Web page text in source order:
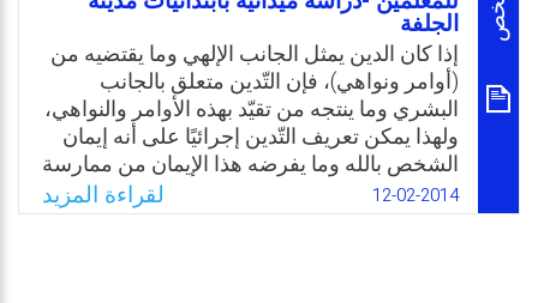
الجلفة
إذا كان الدين يمثل الجانب الإلهي وما يقتضيه من
(أوامر ونواهي)، فإن التّدين متعلق بالجانب
البشري وما ينتجه من تقيّد بهذه الأوامر والنواهي،
ولهذا يمكن تعريف التّدين إجرائيًا على أنه إيمان
الشخص بالله وما يفرضه هذا الإيمان من ممارسة
للشعائر التعبدية (الصلاة، الصوم، الحج)… إضافة
إلى سمات أخرى خارجية من يتصف بها يمكن أن
12-02-2014 لقراءة المزيد